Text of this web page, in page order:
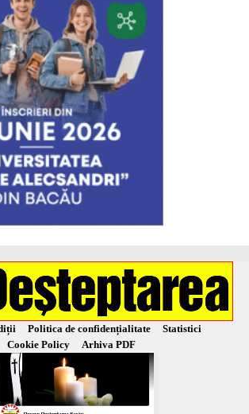
Politica de confidențialitate
Statistici
Cookie Policy
Arhiva PDF